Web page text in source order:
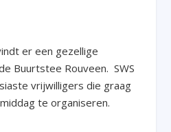
er een gezellige
Buurtstee Rouveen. SWS
vrijwilligers die graag
te organiseren.